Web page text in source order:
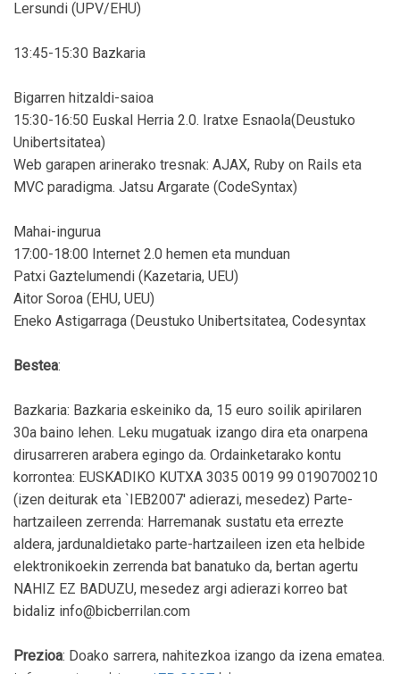
Lersundi (UPV/EHU)
13:45-15:30 Bazkaria
Bigarren hitzaldi-saioa
15:30-16:50 Euskal Herria 2.0. Iratxe Esnaola(Deustuko
Unibertsitatea)
Web garapen arinerako tresnak: AJAX, Ruby on Rails eta
MVC paradigma. Jatsu Argarate (CodeSyntax)
Mahai-ingurua
17:00-18:00 Internet 2.0 hemen eta munduan
Patxi Gaztelumendi (Kazetaria, UEU)
Aitor Soroa (EHU, UEU)
Eneko Astigarraga (Deustuko Unibertsitatea, Codesyntax
Bestea:
Bazkaria: Bazkaria eskeiniko da, 15 euro soilik apirilaren
30a baino lehen. Leku mugatuak izango dira eta onarpena
dirusarreren arabera egingo da. Ordainketarako kontu
korrontea: EUSKADIKO KUTXA 3035 0019 99 0190700210
(izen deiturak eta `IEB2007' adierazi, mesedez) Parte-
hartzaileen zerrenda: Harremanak sustatu eta errezte
aldera, jardunaldietako parte-hartzaileen izen eta helbide
elektronikoekin zerrenda bat banatuko da, bertan agertu
NAHIZ EZ BADUZU, mesedez argi adierazi korreo bat
bidaliz info@bicberrilan.com
Prezioa: Doako sarrera, nahitezkoa izango da izena ematea.